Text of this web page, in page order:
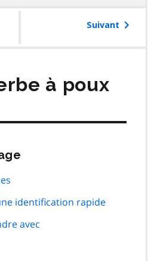
table
Suivant
à poux
page
identification rapide
avec